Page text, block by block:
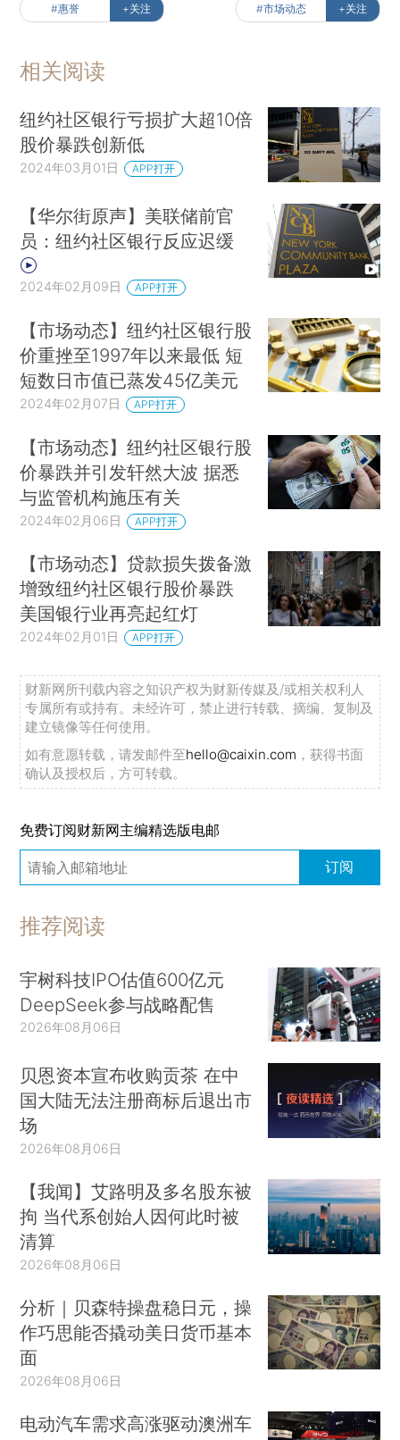
#惠誉 +关注 #市场动态 +关注
相关阅读
纽约社区银行亏损扩大超10倍
股价暴跌创新低
2024年03月01日 APP打开
【华尔街原声】美联储前官
员：纽约社区银行反应迟缓
2024年02月09日 APP打开
【市场动态】纽约社区银行股
价重挫至1997年以来最低 短
短数日市值已蒸发45亿美元
2024年02月07日 APP打开
【市场动态】纽约社区银行股
价暴跌并引发轩然大波 据悉
与监管机构施压有关
2024年02月06日 APP打开
【市场动态】贷款损失拨备激
增致纽约社区银行股价暴跌
美国银行业再亮起红灯
2024年02月01日 APP打开
财新网所刊载内容之知识产权为财新传媒及/或相关权利人
专属所有或持有。未经许可，禁止进行转载、摘编、复制及
建立镜像等任何使用。
如有意愿转载，请发邮件至hello@caixin.com ，获得书面
确认及授权后，方可转载。
免费订阅财新网主编精选版电邮
订阅
推荐阅读
宇树科技IPO估值600亿元
DeepSeek参与战略配售
2026年08月06日
贝恩资本宣布收购贡茶 在中
国大陆无法注册商标后退出市
场
2026年08月06日
【我闻】艾路明及多名股东被
拘 当代系创始人因何此时被
清算
2026年08月06日
分析｜贝森特操盘稳日元，操
作巧思能否撬动美日货币基本
面
2026年08月06日
电动汽车需求高涨驱动澳洲车